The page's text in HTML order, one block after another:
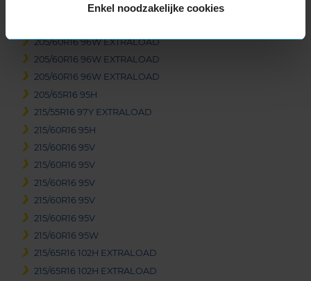
Enkel noodzakelijke cookies
205/60R16 96H EXTRALOAD
205/60R16 96W EXTRALOAD
205/60R16 96W EXTRALOAD
205/60R16 96W EXTRALOAD
205/65R16 95H
215/55R16 97Y EXTRALOAD
215/60R16 95H
215/60R16 95V
215/60R16 95V
215/60R16 95V
215/60R16 95V
215/60R16 95V
215/60R16 95W
215/65R16 102H EXTRALOAD
215/65R16 102H EXTRALOAD